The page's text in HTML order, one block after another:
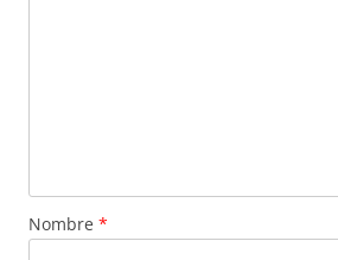
Nombre *